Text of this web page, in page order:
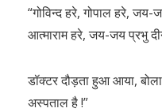
“गोविन्द हरे, गोपाल हरे,
आत्माराम हरे, जय-जय प्रभु
डॉक्टर दौड़ता हुआ आया,
अस्पताल है !”